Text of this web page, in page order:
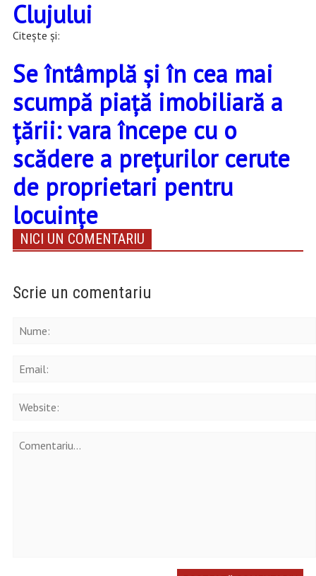
Clujului
Citește și:
Se întâmplă și în cea mai
scumpă piață imobiliară a
țării: vara începe cu o
scădere a prețurilor cerute
de proprietari pentru
locuințe
NICI UN COMENTARIU
Scrie un comentariu